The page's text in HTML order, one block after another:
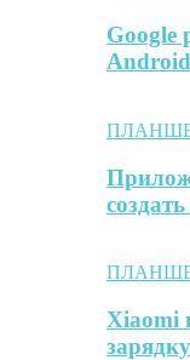
Google
Xiaomi